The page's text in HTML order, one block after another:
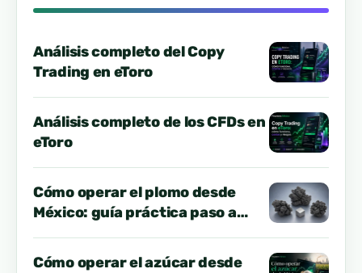
Análisis completo del Copy
Trading en eToro
Análisis completo de los CFDs en
eToro
Cómo operar el plomo desde
México: guía práctica paso a
Cómo operar el azúcar desde